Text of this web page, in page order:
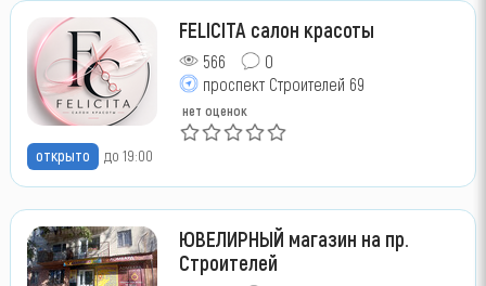
открыто до 19:00
FELICITA салон красоты
566
0
проспект Строителей 69
нет оценок
ЮВЕЛИРНЫЙ магазин на пр.
Строителей